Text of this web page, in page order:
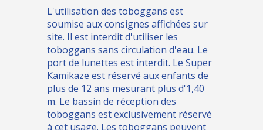
L'utilisation des toboggans est
soumise aux consignes affichées sur
site. Il est interdit d'utiliser les
toboggans sans circulation d'eau. Le
port de lunettes est interdit. Le Super
Kamikaze est réservé aux enfants de
plus de 12 ans mesurant plus d'1,40
m. Le bassin de réception des
toboggans est exclusivement réservé
à cet usage. Les toboggans peuvent